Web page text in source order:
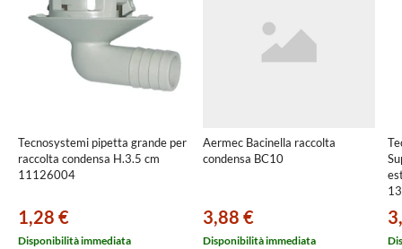
Tecnosystemi pipetta grande per
raccolta condensa H.3.5 cm
11126004
1,28 €
Disponibilità immediata
Aermec Bacinella raccolta
condensa BC10
3,88 €
Disponibilità immediata